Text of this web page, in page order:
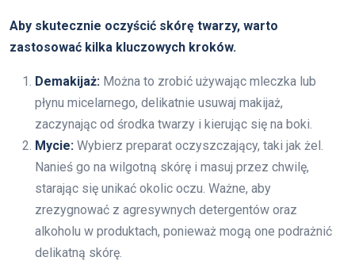
Aby skutecznie oczyścić skórę twarzy, warto
zastosować kilka kluczowych kroków.
Demakijaż: Można to zrobić używając mleczka lub
płynu micelarnego, delikatnie usuwaj makijaż,
zaczynając od środka twarzy i kierując się na boki.
Mycie: Wybierz preparat oczyszczający, taki jak żel.
Nanieś go na wilgotną skórę i masuj przez chwilę,
starając się unikać okolic oczu. Ważne, aby
zrezygnować z agresywnych detergentów oraz
alkoholu w produktach, ponieważ mogą one podrażnić
delikatną skórę.